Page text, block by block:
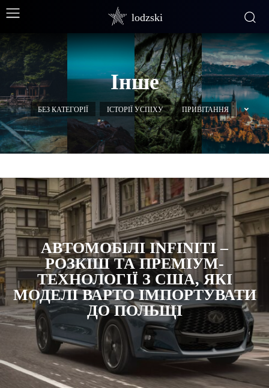
lodzski
Інше
БЕЗ КАТЕГОРІЇ ІСТОРІЇ УСПІХУ ПРИВІТАННЯ
АВТОМОБІЛІ INFINITI –
РОЗКІШ ТА ПРЕМІУМ-
ТЕХНОЛОГІЇ З США, ЯКІ
МОДЕЛІ ВАРТО ІМПОРТУВАТИ
ДО ПОЛЬЩІ